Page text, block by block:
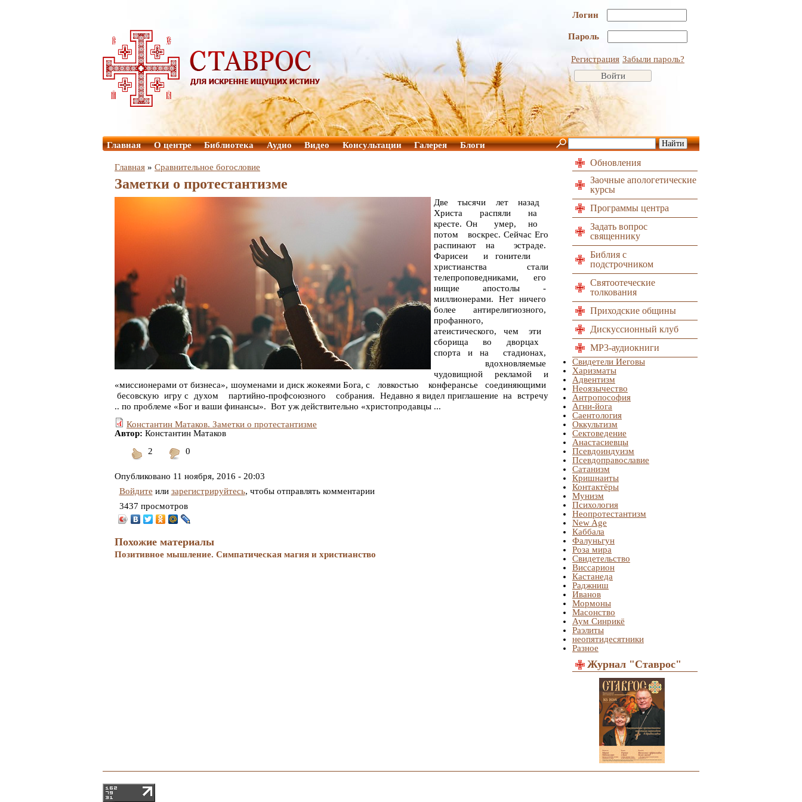
Логин
Пароль
Регистрация Забыли пароль?
Главная О центре Библиотека Аудио Видео Консультации Галерея Блоги
Главная » Сравнительное богословие
Заметки о протестантизме
Две тысячи лет назад
Христа распяли на
кресте. Он умер, но
потом воскрес. Сейчас Его
распинают на эстраде.
Фарисеи и гонители
христианства стали
телепроповедниками, его
нищие апостолы -
миллионерами. Нет ничего
более антирелигиозного,
профанного,
атеистического, чем эти
сборища во дворцах
спорта и на стадионах,
вдохновляемые
чудовищной рекламой и
«миссионерами от бизнеса», шоуменами и диск жокеями Бога, с ловкостью конферансье соединяющими
бесовскую игру с духом партийно-профсоюзного собрания. Недавно я видел приглашение на встречу
.. по проблеме «Бог и ваши финансы». Вот уж действительно «христопродавцы ...
Константин Матаков. Заметки о протестантизме
Автор: Константин Матаков
2
понравилось
0
Опубликовано 11 ноября, 2016 - 20:03
Войдите или зарегистрируйтесь, чтобы отправлять комментарии
3437 просмотров
Похожие материалы
Позитивное мышление. Симпатическая магия и христианство
Обновления
Заочные апологетические
курсы
Программы центра
Задать вопрос
священнику
Библия с
подстрочником
Святоотеческие
толкования
Приходские общины
Дискуссионный клуб
MP3-аудиокниги
Свидетели Иеговы
Харизматы
Адвентизм
Неоязычество
Антропософия
Агни-йога
Саентология
Оккультизм
Сектоведение
Анастасиевцы
Псевдоиндуизм
Псевдоправославие
Сатанизм
Кришнаиты
Контактёры
Мунизм
Психология
Неопротестантизм
New Age
Каббала
Фалуньгун
Роза мира
Свидетельство
Виссарион
Кастанеда
Раджниш
Иванов
Мормоны
Масонство
Аум Синрикё
Раэлиты
неопятидесятники
Разное
Журнал "Ставрос"